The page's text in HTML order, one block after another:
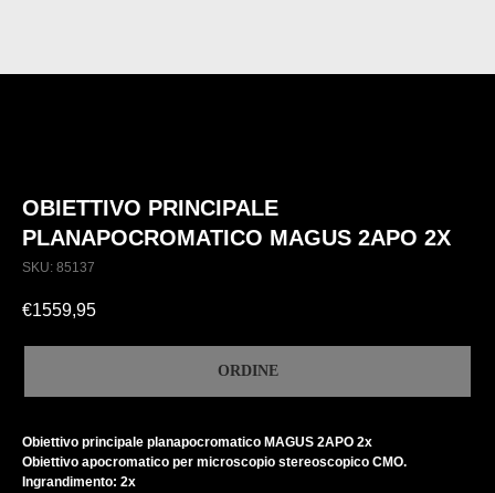
OBIETTIVO PRINCIPALE
PLANAPOCROMATICO MAGUS 2APO 2X
SKU: 85137
€1559,95
ORDINE
Obiettivo principale planapocromatico MAGUS 2APO 2x
Obiettivo apocromatico per microscopio stereoscopico CMO.
Ingrandimento: 2x